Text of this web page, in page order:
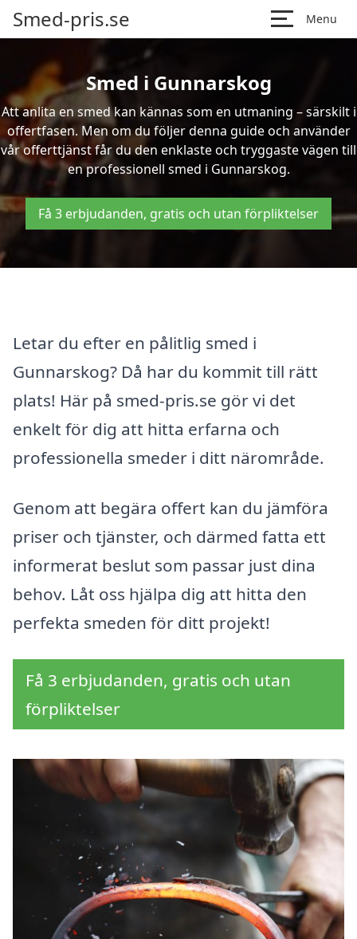
Smed-pris.se Menu
Smed i Gunnarskog
Att anlita en smed kan kännas som en utmaning – särskilt i
offertfasen. Men om du följer denna guide och använder
vår offerttjänst får du den enklaste och tryggaste vägen till
en professionell smed i Gunnarskog.
Få 3 erbjudanden, gratis och utan förpliktelser
Letar du efter en pålitlig smed i
Gunnarskog? Då har du kommit till rätt
plats! Här på smed-pris.se gör vi det
enkelt för dig att hitta erfarna och
professionella smeder i ditt närområde.
Genom att begära offert kan du jämföra
priser och tjänster, och därmed fatta ett
informerat beslut som passar just dina
behov. Låt oss hjälpa dig att hitta den
perfekta smeden för ditt projekt!
Få 3 erbjudanden, gratis och utan
förpliktelser